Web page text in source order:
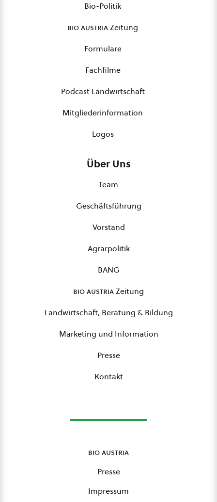
Bio-Politik
bio austriaZeitung
Formulare
Fachfilme
Podcast Landwirtschaft
Mitgliederinformation
Logos
Über Uns
Team
Geschäftsführung
Vorstand
Agrarpolitik
BANG
bio austriaZeitung
Landwirtschaft, Beratung & Bildung
Marketing und Information
Presse
Kontakt
bio austria
Presse
Impressum